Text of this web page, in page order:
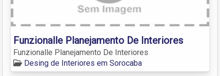
Funzionalle Planejamento De Interiores
Funzionalle Planejamento De Interiores
Desing de Interiores em Sorocaba